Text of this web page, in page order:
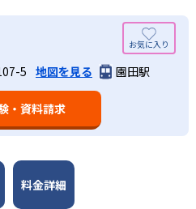
の家庭学習
習と毎日の家庭学習（宿題学
生徒の学力向上を進める。週2
は、生徒の様子を観察しなが
。教室学習日以外の日のため
、学習の習慣化と学力の定着
供は先取り学習も可能だ。
が苦手な人向け
ては、1回の学習時間を30～
の時間設定は、子どもが集中
学年×10分±10分」と考えら
だ。この限界を超えて勉強し
と学研教室は考え、単なる長
効果を重視している。そのた
出典：学研教室 公式サイト
トは、学研の教材開発ノウハ
材を使用している点だ。この
を全てカバーしており、学校
の。基礎から応用まで、少し
している。算数と国語を重視
学年から外国語活動の学習に
高校入試向けの英語力育成に
5 地図を見る 園田駅
・資料請求
料金詳細